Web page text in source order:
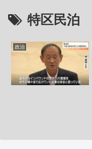
特区民泊
政治